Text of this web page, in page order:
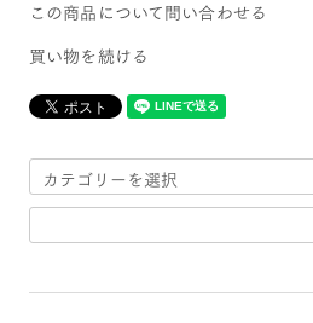
HOME
この商品について問い合わせる
買い物を続ける